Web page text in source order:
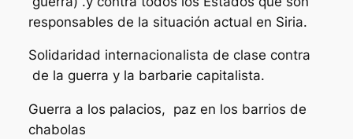
responsables de la situación actual en Siria.
Solidaridad internacionalista de clase contra
de la guerra y la barbarie capitalista.
Guerra a los palacios, paz en los barrios de
chabolas